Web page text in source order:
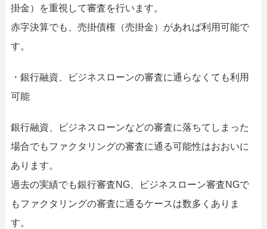
掛金）を重視して審査を行います。
赤字決算でも、売掛債権（売掛金）があれば利用可能で
す。
・銀行融資、ビジネスローンの審査に通らなくても利用
可能
銀行融資、ビジネスローンなどの審査に落ちてしまった
場合でもファクタリングの審査に通る可能性はおおいに
あります。
過去の実績でも銀行審査NG、ビジネスローン審査NGで
もファクタリングの審査に通るケースは数多くありま
す。